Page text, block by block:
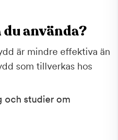
använda?
är mindre effektiva än
som tillverkas hos
och studier om